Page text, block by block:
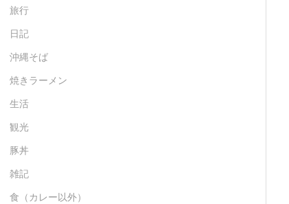
旅行
日記
沖縄そば
焼きラーメン
生活
観光
豚丼
雑記
食（カレー以外）